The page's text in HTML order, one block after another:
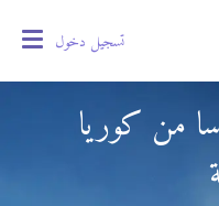
تسجيل دخول
من كوريا